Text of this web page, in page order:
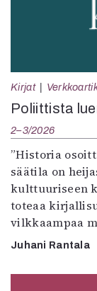
Kirjat
Poliittista
2–3/2026
”Historia
säätila on
kulttuuriseen
toteaa
vilkkaampaa
Juhani Rantala